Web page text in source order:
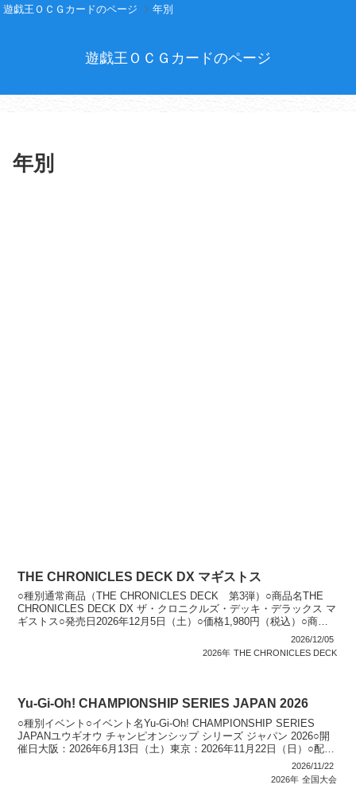
遊戯王ＯＣＧカードのページ 年別
遊戯王ＯＣＧカードのページ
年別
THE CHRONICLES DECK DX マギストス
○種別通常商品（THE CHRONICLES DECK 第3弾）○商品名THE
CHRONICLES DECK DX ザ・クロニクルズ・デッキ・デラックス マ
ギストス○発売日2026年12月5日（土）○価格1,980円（税込）○商品
2026/12/05
2026年 THE CHRONICLES DECK
Yu-Gi-Oh! CHAMPIONSHIP SERIES JAPAN 2026
○種別イベント○イベント名Yu-Gi-Oh! CHAMPIONSHIP SERIES
JAPANユウギオウ チャンピオンシップ シリーズ ジャパン 2026○開
催日大阪：2026年6月13日（土）東京：2026年11月22日（日）○配布
2026/11/22
2026年 全国大会